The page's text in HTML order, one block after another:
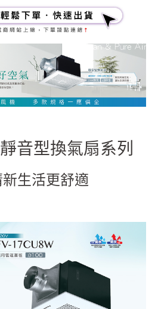
音型換氣扇系列
生活更舒適